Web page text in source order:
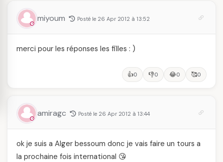
miyoum Posté le 26 Apr 2012 à 13:52
merci pour les réponses les filles : )
👍0 👎0 😂0 🥰0
amiragc Posté le 26 Apr 2012 à 13:44
ok je suis a Alger bessoum donc je vais faire un tours a
la prochaine fois international 😘